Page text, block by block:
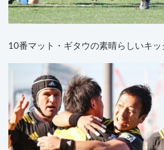
10番マット・ギタウの素晴らしいキッ